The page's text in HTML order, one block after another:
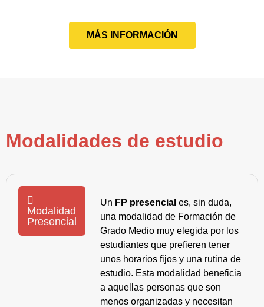
MÁS INFORMACIÓN
Modalidades de estudio
Modalidad
Presencial
Un FP presencial es, sin duda,
una modalidad de Formación de
Grado Medio muy elegida por los
estudiantes que prefieren tener
unos horarios fijos y una rutina de
estudio. Esta modalidad beneficia
a aquellas personas que son
menos organizadas y necesitan